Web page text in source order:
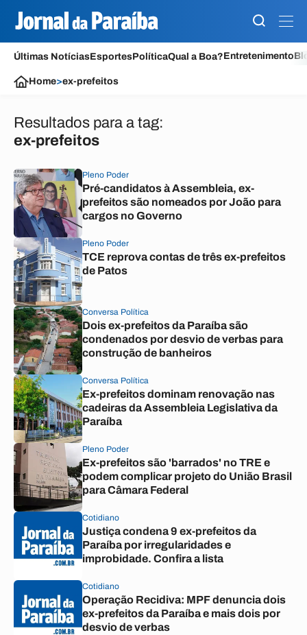
Últimas NotíciasEsportesPolíticaQual a Boa?Entretenimento
Home>ex-prefeitos
Resultados para a tag:
ex-prefeitos
Pleno Poder
Pré-candidatos à Assembleia, ex-
prefeitos são nomeados por João para
cargos no Governo
Pleno Poder
TCE reprova contas de três ex-prefeitos
de Patos
Conversa Política
Dois ex-prefeitos da Paraíba são
condenados por desvio de verbas para
construção de banheiros
Conversa Política
Ex-prefeitos dominam renovação nas
cadeiras da Assembleia Legislativa da
Paraíba
Pleno Poder
Ex-prefeitos são 'barrados' no TRE e
podem complicar projeto do União Brasil
para Câmara Federal
Cotidiano
Justiça condena 9 ex-prefeitos da
Paraíba por irregularidades e
improbidade. Confira a lista
Cotidiano
Operação Recidiva: MPF denuncia dois
ex-prefeitos da Paraíba e mais dois por
desvio de verbas